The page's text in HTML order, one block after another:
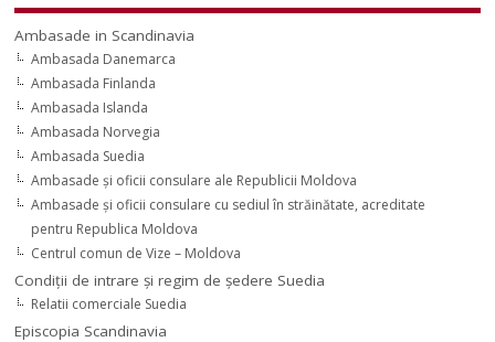
Ambasade in Scandinavia
Ambasada Danemarca
Ambasada Finlanda
Ambasada Islanda
Ambasada Norvegia
Ambasada Suedia
Ambasade şi oficii consulare ale Republicii Moldova
Ambasade şi oficii consulare cu sediul în străinătate, acreditate
pentru Republica Moldova
Centrul comun de Vize – Moldova
Condiţii de intrare şi regim de şedere Suedia
Relatii comerciale Suedia
Episcopia Scandinavia